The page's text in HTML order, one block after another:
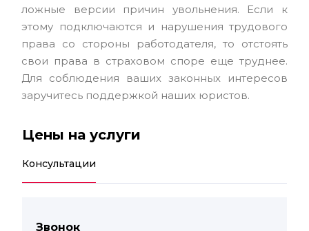
ложные версии причин увольнения. Если к
этому подключаются и нарушения трудового
права со стороны работодателя, то отстоять
свои права в страховом споре еще труднее.
Для соблюдения ваших законных интересов
заручитесь поддержкой наших юристов.
Цены на услуги
Консультации
Звонок